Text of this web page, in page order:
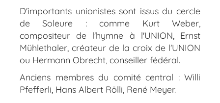
D'importants unionistes sont issus du cercle
de Soleure : comme Kurt Weber,
compositeur de l'hymne à l'UNION, Ernst
Mühlethaler, créateur de la croix de l'UNION
ou Hermann Obrecht, conseiller fédéral.
Anciens membres du comité central : Willi
Pfefferli, Hans Albert Rölli, René Meyer.